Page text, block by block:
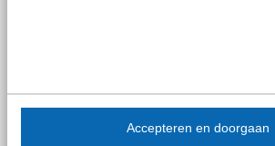
Accepteren en doorgaan
soms aanvullende documentatie nodig.
Compensatie diepslapers